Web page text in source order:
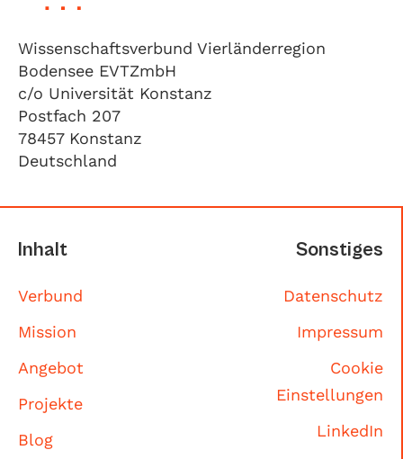
Wissenschaftsverbund Vierländerregion
Bodensee EVTZmbH
c/o Universität Konstanz
Postfach 207
78457 Konstanz
Deutschland
Inhalt
Verbund
Mission
Angebot
Projekte
Blog
Sonstiges
Datenschutz
Impressum
Cookie
Einstellungen
LinkedIn